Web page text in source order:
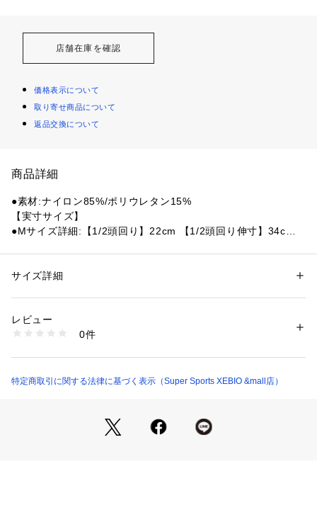
店舗在庫を確認
価格表示について
取り寄せ商品について
返品交換について
商品詳細
●素材:ナイロン85%/ポリウレタン15%
【実寸サイズ】
●Mサイズ詳細:【1/2頭回り】22cm 【1/2頭回り伸寸】34cm
●水抜けが良く、ムレ感が少ないメッシュキャップ
【商品の購入にあたっての注意事項】
※一部商品において弊社カラー表記がメーカーカラー表記と異
商品の色味が若干異なる場合があります。
※掲載の価格・製品のパッケージ・デザイン・仕様について、
性別：レディース
ップ
1540000419234
サイズ詳細
レビュー
0件
特定商取引に関する法律に基づく表示（Super Sports XEBIO &mall店）